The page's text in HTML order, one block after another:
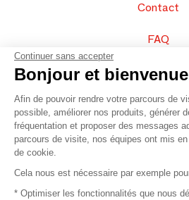
Contact
FAQ
Vendez vos
Plan du site
© 2016 –
Continuer sans accepter
Bonjour et bienvenue
Afin de pouvoir rendre votre parcours de
possible, améliorer nos produits, générer
fréquentation et proposer des messages
parcours de visite, nos équipes ont mis
de cookie.
Cela nous est nécessaire par exemple
* Optimiser les fonctionnalités que nous